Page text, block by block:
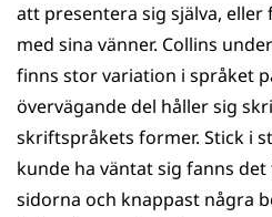
att presentera sig själva,
med sina vänner. Collins
finns stor variation i språket
övervägande del håller sig
skriftspråkets former. Stick i
kunde ha väntat sig fanns det
sidorna och knappast några